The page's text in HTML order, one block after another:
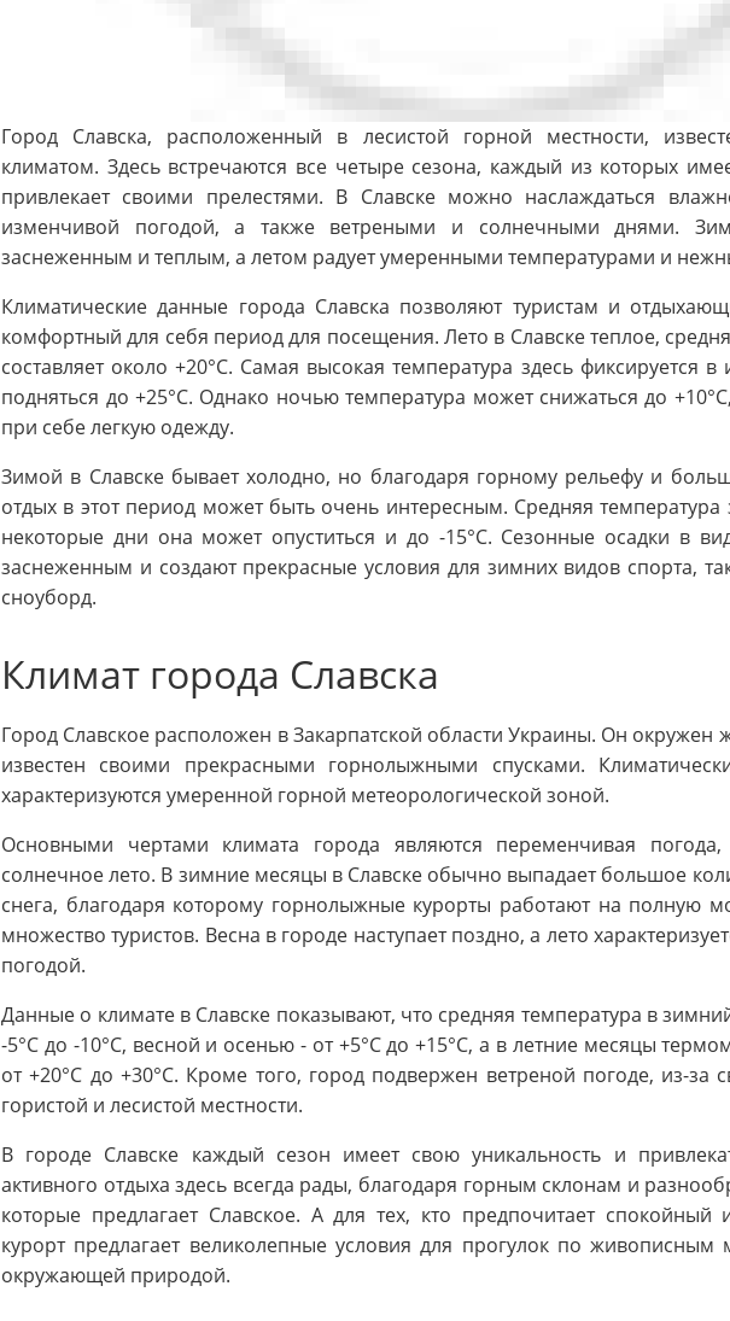
Город Славска, расположенный в лесистой горной местности,
климатом. Здесь встречаются все четыре сезона, каждый из которых
привлекает своими прелестями. В Славске можно наслаждаться
изменчивой погодой, а также ветреными и солнечными днями.
заснеженным и теплым, а летом радует умеренными температурами и
Климатические данные города Славска позволяют туристам и
комфортный для себя период для посещения. Лето в Славске теплое,
составляет около +20°C. Самая высокая температура здесь фиксируется
подняться до +25°C. Однако ночью температура может снижаться до
при себе легкую одежду.
Зимой в Славске бывает холодно, но благодаря горному рельефу и
отдых в этот период может быть очень интересным. Средняя
некоторые дни она может опуститься и до -15°C. Сезонные осадки в
заснеженным и создают прекрасные условия для зимних видов спорта,
сноуборд.
Климат города Славска
Город Славское расположен в Закарпатской области Украины. Он
известен своими прекрасными горнолыжными спусками.
характеризуются умеренной горной метеорологической зоной.
Основными чертами климата города являются переменчивая
солнечное лето. В зимние месяцы в Славске обычно выпадает большое
снега, благодаря которому горнолыжные курорты работают на полную
множество туристов. Весна в городе наступает поздно, а лето
погодой.
Данные о климате в Славске показывают, что средняя температура в
-5°C до -10°C, весной и осенью - от +5°C до +15°C, а в летние месяцы
от +20°C до +30°C. Кроме того, город подвержен ветреной погоде, из-за
гористой и лесистой местности.
В городе Славске каждый сезон имеет свою уникальность и
активного отдыха здесь всегда рады, благодаря горным склонам и
которые предлагает Славское. А для тех, кто предпочитает
курорт предлагает великолепные условия для прогулок по живописным
окружающей природой.